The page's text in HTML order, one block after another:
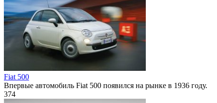
Fiat 500
Впервые автомобиль Fiat 500 появился на рынке в 1936 году.
374